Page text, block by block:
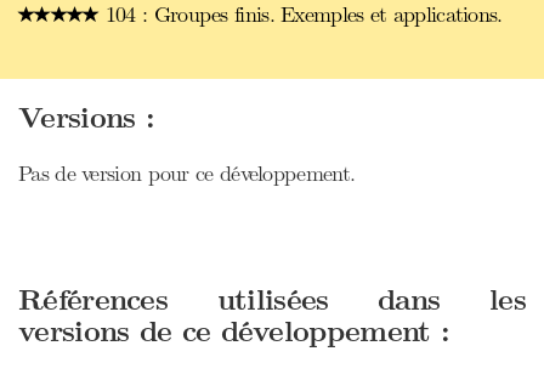
104 : Groupes finis. Exemples et applications.
Versions :
Pas de version pour ce développement.
Références utilisées dans les
versions de ce développement :